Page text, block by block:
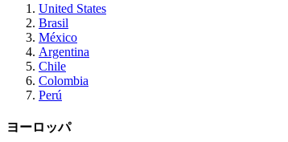
United States
Brasil
México
Argentina
Chile
Colombia
Perú
ヨーロッパ